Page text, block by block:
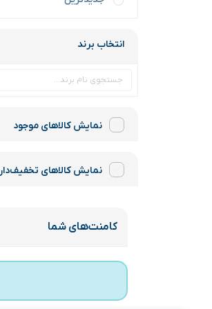
انتخاب برند
نمایش کالاهای موجود
نمایش کالاهای تخفیف‌دار
کامنت‌های شما